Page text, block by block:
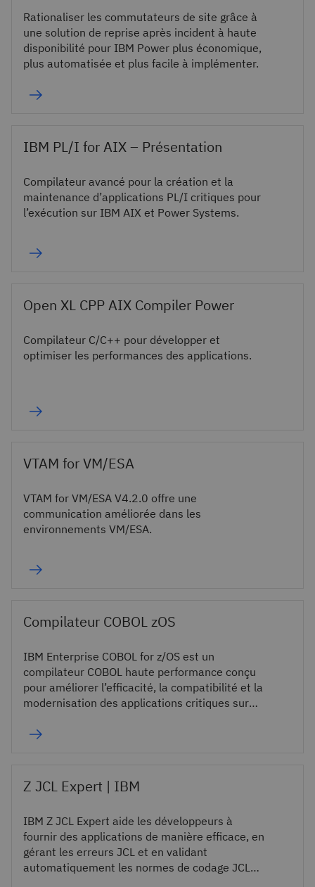
Rationaliser les commutateurs de site grâce à
une solution de reprise après incident à haute
disponibilité pour IBM Power plus économique,
plus automatisée et plus facile à implémenter.
IBM PL/I for AIX – Présentation
Compilateur avancé pour la création et la
maintenance d’applications PL/I critiques pour
l’exécution sur IBM AIX et Power Systems.
Open XL CPP AIX Compiler Power
Compilateur C/C++ pour développer et
optimiser les performances des applications.
VTAM for VM/ESA
VTAM for VM/ESA V4.2.0 offre une
communication améliorée dans les
environnements VM/ESA.
Compilateur COBOL zOS
IBM Enterprise COBOL for z/OS est un
compilateur COBOL haute performance conçu
pour améliorer l’efficacité, la compatibilité et la
modernisation des applications critiques sur
Z JCL Expert | IBM
IBM Z JCL Expert aide les développeurs à
fournir des applications de manière efficace, en
gérant les erreurs JCL et en validant
automatiquement les normes de codage JCL